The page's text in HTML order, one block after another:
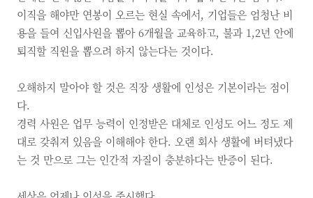
이직을 해야만 연봉이 오르는 현실 속에서, 기업들은 엄청난 비
용을 들여 신입사원을 뽑아 6개월을 교육하고, 불과 1,2년 안에
퇴직할 직원을 뽑으려 하지 않는다는 것이다.
오해하지 말아야 할 것은 직장 생활에 인성은 기본이라는 점이
다.
경력 사원은 업무 능력이 인정받은 대체로 인성도 어느 정도 제
대로 갖춰져 있음을 이해해야 한다. 오랜 회사 생활에 버텨냈다
는 것 만으로 그는 인간적 자질이 충분하다는 반증이 된다.